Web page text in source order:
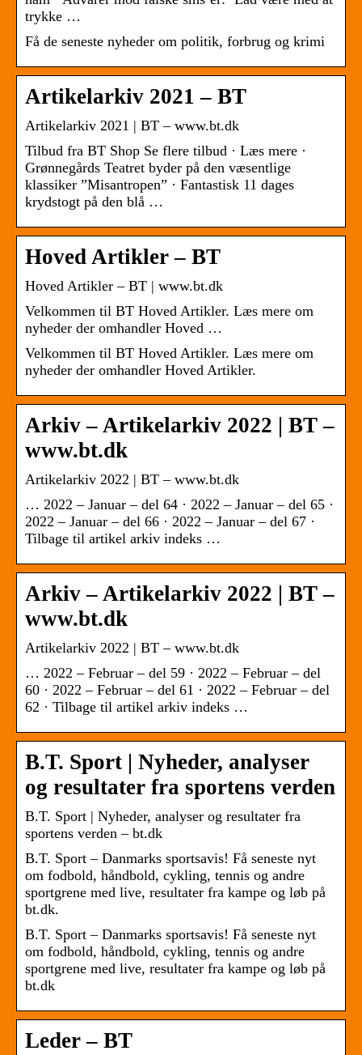
trykke …
Få de seneste nyheder om politik, forbrug og krimi
Artikelarkiv 2021 – BT
Artikelarkiv 2021 | BT – www.bt.dk
Tilbud fra BT Shop Se flere tilbud · Læs mere ·
Grønnegårds Teatret byder på den væsentlige
klassiker ”Misantropen” · Fantastisk 11 dages
krydstogt på den blå …
Hoved Artikler – BT
Hoved Artikler – BT | www.bt.dk
Velkommen til BT Hoved Artikler. Læs mere om
nyheder der omhandler Hoved …
Velkommen til BT Hoved Artikler. Læs mere om
nyheder der omhandler Hoved Artikler.
Arkiv – Artikelarkiv 2022 | BT –
www.bt.dk
Artikelarkiv 2022 | BT – www.bt.dk
… 2022 – Januar – del 64 · 2022 – Januar – del 65 ·
2022 – Januar – del 66 · 2022 – Januar – del 67 ·
Tilbage til artikel arkiv indeks …
Arkiv – Artikelarkiv 2022 | BT –
www.bt.dk
Artikelarkiv 2022 | BT – www.bt.dk
… 2022 – Februar – del 59 · 2022 – Februar – del
60 · 2022 – Februar – del 61 · 2022 – Februar – del
62 · Tilbage til artikel arkiv indeks …
B.T. Sport | Nyheder, analyser
og resultater fra sportens verden
B.T. Sport | Nyheder, analyser og resultater fra
sportens verden – bt.dk
B.T. Sport – Danmarks sportsavis! Få seneste nyt
om fodbold, håndbold, cykling, tennis og andre
sportgrene med live, resultater fra kampe og løb på
bt.dk.
B.T. Sport – Danmarks sportsavis! Få seneste nyt
om fodbold, håndbold, cykling, tennis og andre
sportgrene med live, resultater fra kampe og løb på
bt.dk
Leder – BT